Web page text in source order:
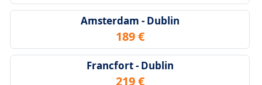
Amsterdam - Dublin
189 €
Francfort - Dublin
219 €